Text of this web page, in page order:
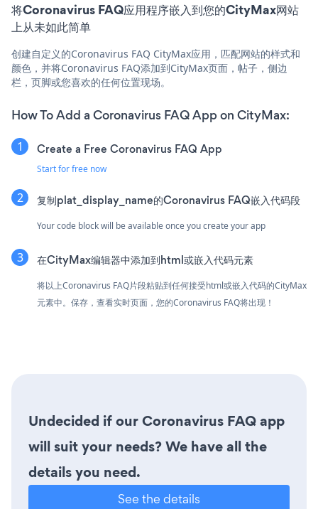
将Coronavirus FAQ应用程序嵌入到您的CityMax网站
上从未如此简单
创建自定义的Coronavirus FAQ CityMax应用，匹配网站的样式和
颜色，并将Coronavirus FAQ添加到CityMax页面，帖子，侧边
栏，页脚或您喜欢的任何位置现场。
How To Add a Coronavirus FAQ App on CityMax:
Create a Free Coronavirus FAQ App
Start for free now
复制plat_display_name的Coronavirus FAQ嵌入代码段
Your code block will be available once you create your app
在CityMax编辑器中添加到html或嵌入代码元素
将以上Coronavirus FAQ片段粘贴到任何接受html或嵌入代码的CityMax
元素中。保存，查看实时页面，您的Coronavirus FAQ将出现！
Undecided if our Coronavirus FAQ app
will suit your needs? We have all the
details you need.
See the details